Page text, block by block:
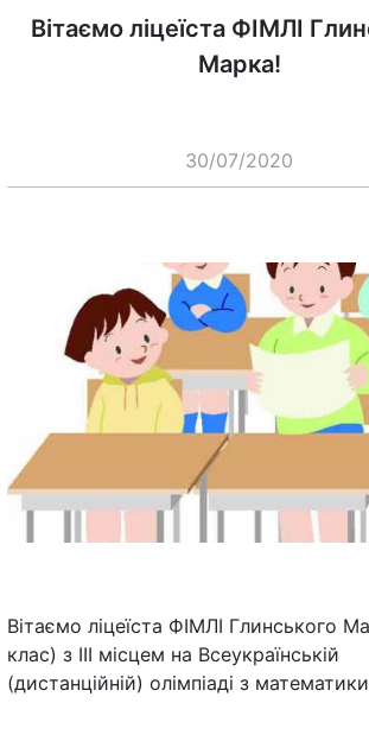
Вітаємо ліцеїста ФІМЛІ
Марка!
30/07/2020
Вітаємо ліцеїста ФІМЛІ Глинського
клас) з ІІІ місцем на Всеукраїнській
(дистанційній) олімпіаді з